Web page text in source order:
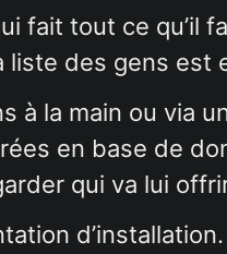
fait tout ce qu’il
des gens est
à la main ou via
en base de
qui va lui
d’installation.